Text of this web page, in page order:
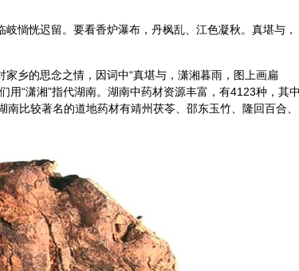
惝恍迟留。要看香炉瀑布，丹枫乱、江色凝秋。真堪与，
乡的思念之情，因词中“真堪与，潇湘暮雨，图上画扁
用“潇湘”指代湖南。湖南中药材资源丰富，有4123种，其
南比较著名的道地药材有靖州茯苓 、邵东玉竹 、隆回百合